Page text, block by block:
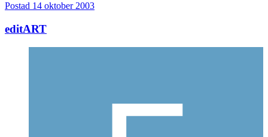
Postad 14 oktober 2003
editART